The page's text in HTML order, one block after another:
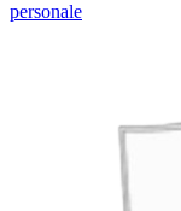
personale